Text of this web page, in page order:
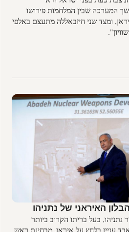
המערכה שבין המלחמות פירושו
ומצד שני חיזבאללה מתעצם באלפי
האיראני של נתניהו
נתניהו, בעל בריתו הקרוב ביותר
עניין בלחץ על איראן. מבחינת ראש